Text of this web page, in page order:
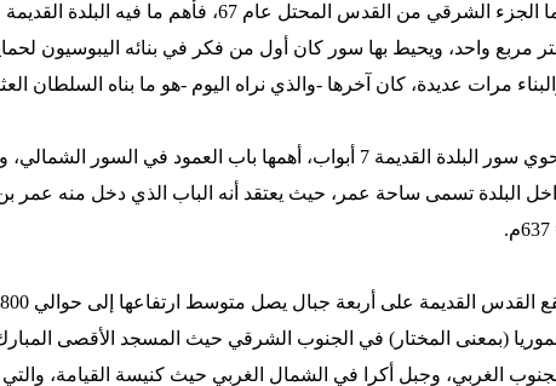
أما الجزء الشرقي من القدس المحتل عام
مربع واحد، ويحيط بها سور كان أول من فكر في بنائه اليبوسيون
مرات عديدة، كان آخرها -والذي نراه اليوم -هو ما بناه السلطان
يحوي سور البلدة القديمة 7 أبواب، أهمها باب العمود في
(بمعنى المختار) في الجنوب الشرقي حيث المسجد الأقصى